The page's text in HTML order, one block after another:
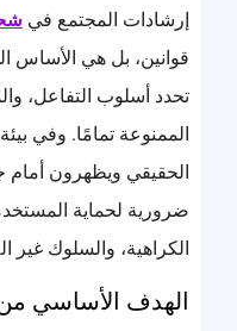
إرشادات المجتمع في
قوانين، بل هي الأساس
تحدد أسلوب التفاعل،
الممنوعة تمامًا. وفي
الحقيقي ويظهرون أمام
ضرورية لحماية
الكراهية، والسلوك غير
الهدف الأساسي